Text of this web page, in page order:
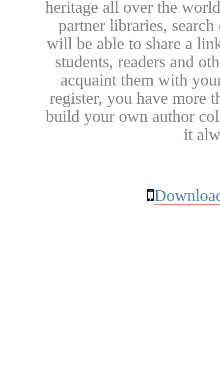
heritage all over the
partner libraries,
will be able to share a
students, readers and
acquaint them with
register, you have more
build your own author
it